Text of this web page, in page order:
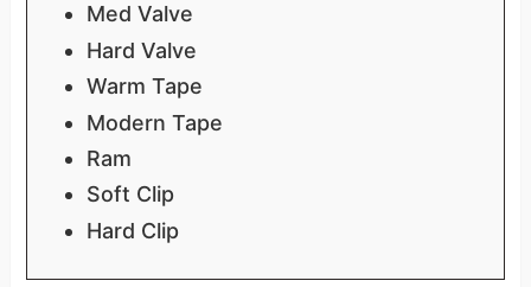
Med Valve
Hard Valve
Warm Tape
Modern Tape
Ram
Soft Clip
Hard Clip